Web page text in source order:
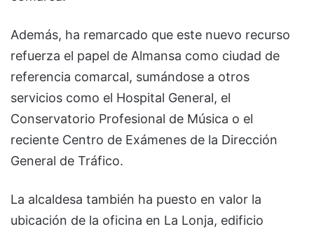
Además, ha remarcado que este nuevo recurso
refuerza el papel de Almansa como ciudad de
referencia comarcal, sumándose a otros
servicios como el Hospital General, el
Conservatorio Profesional de Música o el
reciente Centro de Exámenes de la Dirección
General de Tráfico.
La alcaldesa también ha puesto en valor la
ubicación de la oficina en La Lonja, edificio